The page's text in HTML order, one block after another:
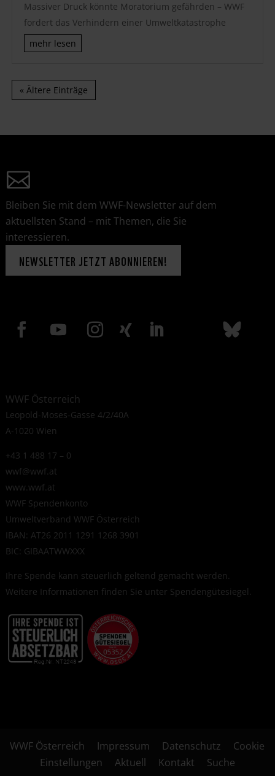
Massiver Druck könnte Moratorium gefährden – WWF
fordert das Verhindern einer Umweltkatastrophe
mehr lesen
« Ältere Einträge
Bleiben Sie mit dem WWF-Newsletter auf dem
aktuellsten Stand – mit Themen, die Sie
interessieren.
NEWSLETTER JETZT ABONNIEREN!
WWF Österreich
Leopold-Moses-Gasse 4/2/40A
A-1020 Wien
+43 1 488 17 – 0
wwf@wwf.at
www.wwf.at
WWF Spendenkonto
Umweltverband WWF Österreich
IBAN: AT26 2011 1291 1268 3901
BIC: GIBAATWWXXX
Ihre Spende kann steuerlich geltend gemacht werden.
Weitere Informationen finden Sie unter Spendengütesiegel.
WWF Österreich Impressum Datenschutz
Cookie
Einstellungen
Aktuell Kontakt Suche